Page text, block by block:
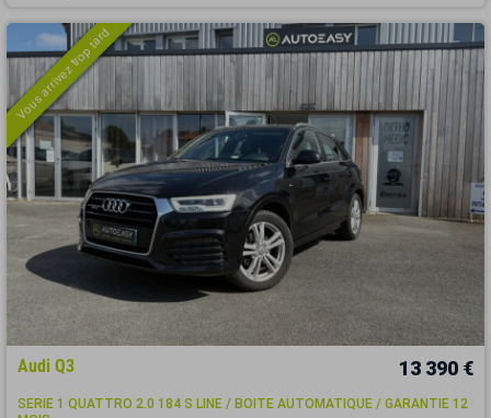
Vous arrivez trop tard
Audi Q3 13 390 €
SERIE 1 QUATTRO 2.0 184 S LINE / BOITE AUTOMATIQUE / GARANTIE 12